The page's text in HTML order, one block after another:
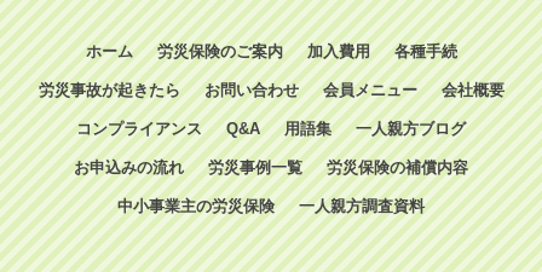
ホーム 労災保険のご案内 加入費用 各種手続
労災事故が起きたら お問い合わせ 会員メニュー 会社概要
コンプライアンス Q&A 用語集 一人親方ブログ
お申込みの流れ 労災事例一覧 労災保険の補償内容
中小事業主の労災保険 一人親方調査資料